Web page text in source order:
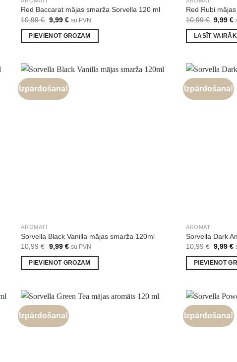
Red Baccarat mājas smarža Sorvella 120 ml
10,99€ Original
was:
10,99 €.
9,99 €Current
is:
9,99 €.
su PVN
PIEVIENOT GROZAM
Red Rubi
10,99€
was:
10,99 €.
9,99€
is:
LASĪT VAIRĀK
Izpārdošana!
AROMATI
Sorvella Black Vanilla mājas smarža 120ml
10,99€ Original
was:
10,99 €.
9,99 €Current
is:
9,99 €.
su PVN
PIEVIENOT GROZAM
Izpārdošana!
AROMATI
Sorvella Dark
10,99€
was:
10,99
9,99€
PIEVIENOT
Izpārdošana! Izpārdošana!